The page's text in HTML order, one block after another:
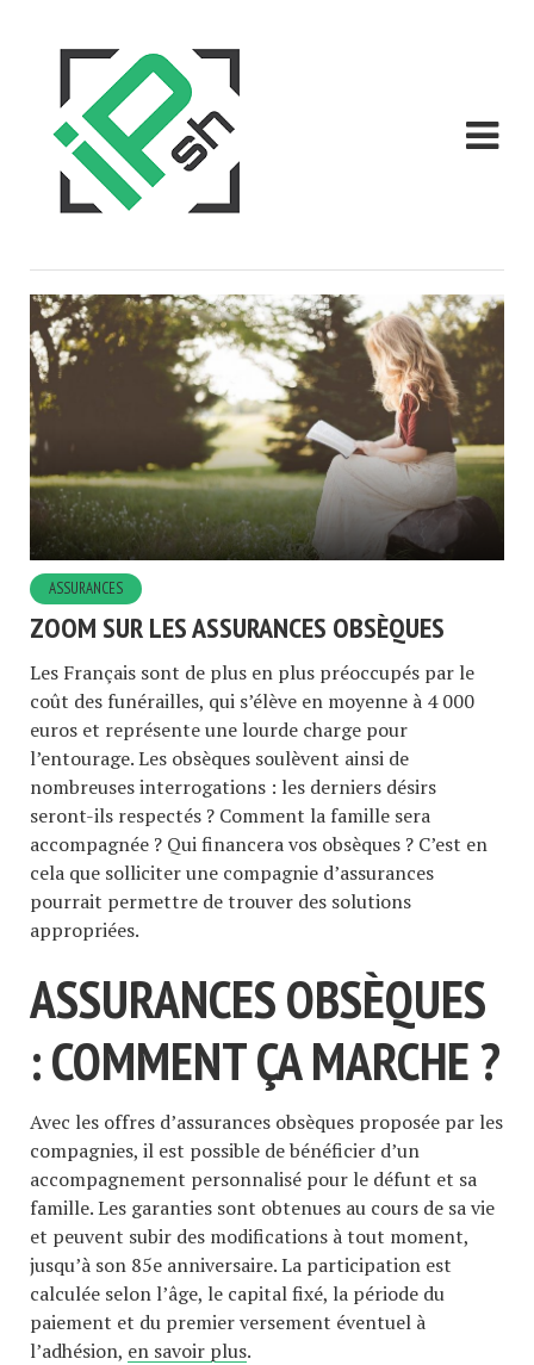
ASSURANCES
ZOOM SUR LES ASSURANCES OBSÈQUES
Les Français sont de plus en plus préoccupés par le
coût des funérailles, qui s’élève en moyenne à 4 000
euros et représente une lourde charge pour
l’entourage. Les obsèques soulèvent ainsi de
nombreuses interrogations : les derniers désirs
seront-ils respectés ? Comment la famille sera
accompagnée ? Qui financera vos obsèques ? C’est en
cela que solliciter une compagnie d’assurances
pourrait permettre de trouver des solutions
appropriées.
ASSURANCES OBSÈQUES
: COMMENT ÇA MARCHE ?
Avec les offres d’assurances obsèques proposée par les
compagnies, il est possible de bénéficier d’un
accompagnement personnalisé pour le défunt et sa
famille. Les garanties sont obtenues au cours de sa vie
et peuvent subir des modifications à tout moment,
jusqu’à son 85e anniversaire. La participation est
calculée selon l’âge, le capital fixé, la période du
paiement et du premier versement éventuel à
l’adhésion, en savoir plus.